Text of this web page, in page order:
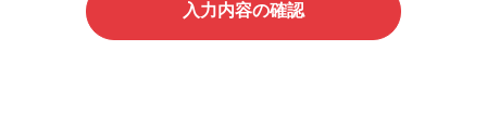
当社がお預かりする個人情報は、お客様の同意・承諾を
得た場合や法令等に基づく開示・提供が必要な場合、人